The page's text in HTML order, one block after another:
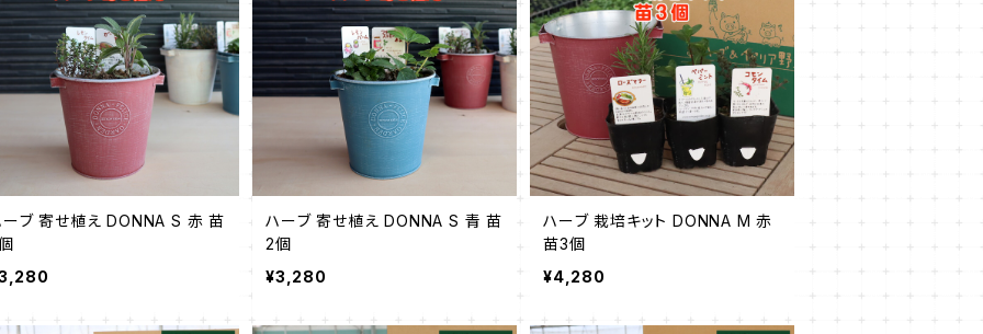
ーブ 寄せ植え DONNA S 赤 苗
ハーブ 寄せ植え DONNA S 青 苗
2個
¥3,280
ハーブ 栽培キット DONNA M 赤
苗3個
¥4,280